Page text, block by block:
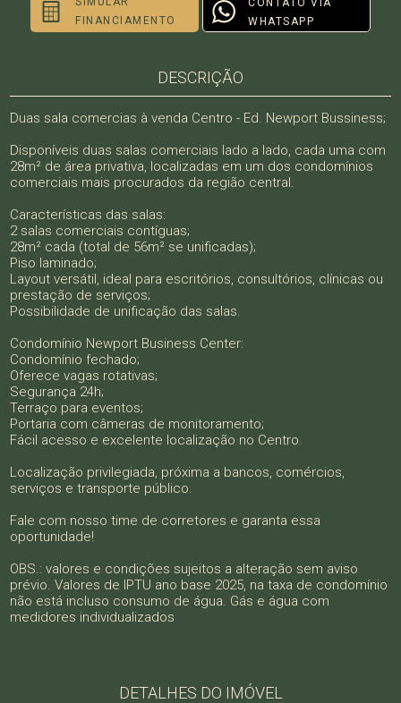
FINANCIAMENTO
CONTATO VIA
WHATSAPP
DESCRIÇÃO
Duas sala comercias à venda Centro - Ed. Newport Bussiness;
Disponíveis duas salas comerciais lado a lado, cada uma com
28m² de área privativa, localizadas em um dos condomínios
comerciais mais procurados da região central.
Características das salas:
2 salas comerciais contíguas;
28m² cada (total de 56m² se unificadas);
Piso laminado;
Layout versátil, ideal para escritórios, consultórios, clínicas ou
prestação de serviços;
Possibilidade de unificação das salas.
Condomínio Newport Business Center:
Condomínio fechado;
Oferece vagas rotativas;
Segurança 24h;
Terraço para eventos;
Portaria com câmeras de monitoramento;
Fácil acesso e excelente localização no Centro.
Localização privilegiada, próxima a bancos, comércios,
serviços e transporte público.
Fale com nosso time de corretores e garanta essa
oportunidade!
OBS.: valores e condições sujeitos a alteração sem aviso
prévio. Valores de IPTU ano base 2025, na taxa de condomínio
não está incluso consumo de água. Gás e água com
medidores individualizados
DETALHES DO IMÓVEL